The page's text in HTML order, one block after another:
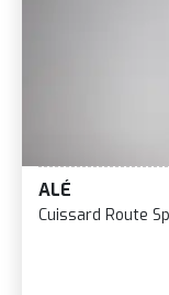
ALÉ
Cuissard Route